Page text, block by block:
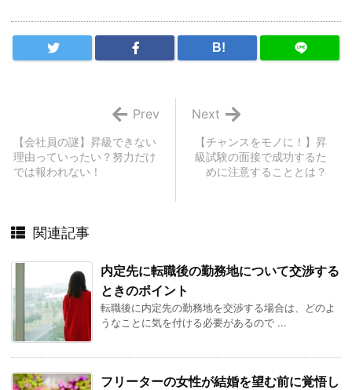
B!
【チャンスをモノに！】昇
級試験の面接で成功するた
めに注意することとは？
Next
【会社員の謎】昇級できない
理由っていったい？努力だけ
では報われない！
Prev
関連記事
内定先に転職後の勤務地について交渉する
ときのポイント
転職後に内定先の勤務地を交渉する場合は、どのよ
うなことに気を付ける必要があるので ...
フリーターの女性が結婚を望む前に覚悟し